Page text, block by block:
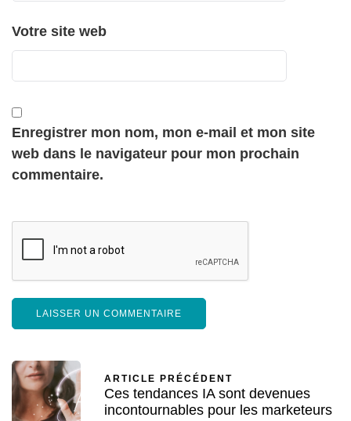
Votre site web
Enregistrer mon nom, mon e-mail et mon site
web dans le navigateur pour mon prochain
commentaire.
ARTICLE PRÉCÉDENT
Ces tendances IA sont devenues
incontournables pour les marketeurs